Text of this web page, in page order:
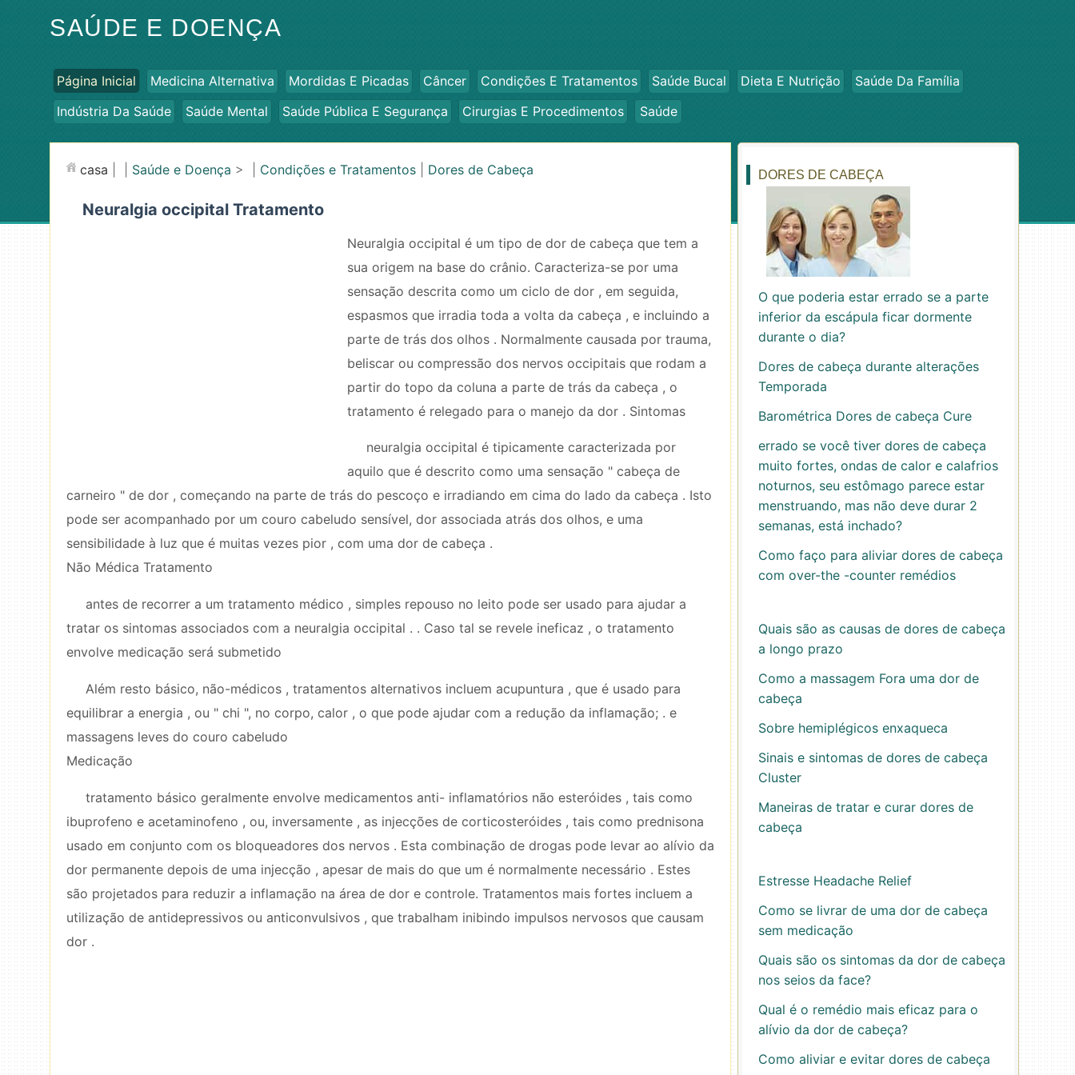
SAÚDE E DOENÇA
Página Inicial Medicina Alternativa Mordidas E Picadas Câncer Condições E Tratamentos Saúde Bucal Dieta E Nutrição
Saúde Da Família
Indústria Da Saúde
Saúde Mental Saúde Pública E Segurança Cirurgias E Procedimentos Saúde
casa Saúde e Doença > | Condições e Tratamentos Dores de Cabeça
Neuralgia occipital Tratamento
Neuralgia occipital é um tipo de dor de cabeça que tem a
sua origem na base do crânio. Caracteriza-se por uma
sensação descrita como um ciclo de dor , em seguida,
espasmos que irradia toda a volta da cabeça , e incluindo a
parte de trás dos olhos . Normalmente causada por trauma,
beliscar ou compressão dos nervos occipitais que rodam a
partir do topo da coluna a parte de trás da cabeça , o
tratamento é relegado para o manejo da dor . Sintomas
neuralgia occipital é tipicamente caracterizada por
aquilo que é descrito como uma sensação " cabeça de
carneiro " de dor , começando na parte de trás do pescoço e irradiando em cima do lado da cabeça . Isto
pode ser acompanhado por um couro cabeludo sensível, dor associada atrás dos olhos, e uma
sensibilidade à luz que é muitas vezes pior , com uma dor de cabeça .
Não Médica Tratamento
antes de recorrer a um tratamento médico , simples repouso no leito pode ser usado para ajudar a
tratar os sintomas associados com a neuralgia occipital . . Caso tal se revele ineficaz , o tratamento
envolve medicação será submetido
Além resto básico, não-médicos , tratamentos alternativos incluem acupuntura , que é usado para
equilibrar a energia , ou " chi ", no corpo, calor , o que pode ajudar com a redução da inflamação; . e
massagens leves do couro cabeludo
Medicação
tratamento básico geralmente envolve medicamentos anti- inflamatórios não esteróides , tais como
ibuprofeno e acetaminofeno , ou, inversamente , as injecções de corticosteróides , tais como prednisona
usado em conjunto com os bloqueadores dos nervos . Esta combinação de drogas pode levar ao alívio da
dor permanente depois de uma injecção , apesar de mais do que um é normalmente necessário . Estes
são projetados para reduzir a inflamação na área de dor e controle. Tratamentos mais fortes incluem a
utilização de antidepressivos ou anticonvulsivos , que trabalham inibindo impulsos nervosos que causam
dor .
DORES DE CABEÇA
O que poderia estar errado se a parte
inferior da escápula ficar dormente
durante o dia?
Dores de cabeça durante alterações
Temporada
Barométrica Dores de cabeça Cure
errado se você tiver dores de cabeça
muito fortes, ondas de calor e calafrios
noturnos, seu estômago parece estar
menstruando, mas não deve durar 2
semanas, está inchado?
Como faço para aliviar dores de cabeça
com over-the -counter remédios
Quais são as causas de dores de cabeça
a longo prazo
Como a massagem Fora uma dor de
cabeça
Sobre hemiplégicos enxaqueca
Sinais e sintomas de dores de cabeça
Cluster
Maneiras de tratar e curar dores de
cabeça
Estresse Headache Relief
Como se livrar de uma dor de cabeça
sem medicação
Quais são os sintomas da dor de cabeça
nos seios da face?
Qual é o remédio mais eficaz para o
alívio da dor de cabeça?
Como aliviar e evitar dores de cabeça